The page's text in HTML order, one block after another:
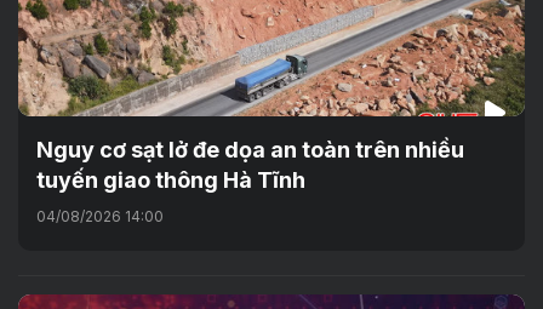
Nguy cơ sạt lở đe dọa an toàn trên nhiều
tuyến giao thông Hà Tĩnh
04/08/2026 14:00